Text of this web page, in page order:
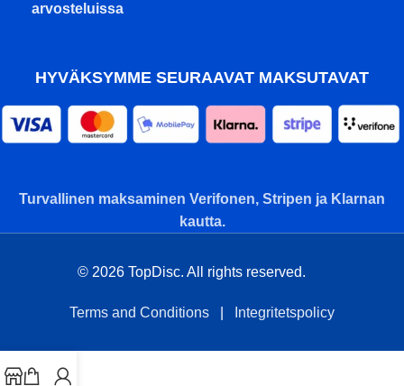
arvosteluissa
HYVÄKSYMME SEURAAVAT MAKSUTAVAT
Turvallinen maksaminen Verifonen, Stripen ja Klarnan
kautta.
© 2026 TopDisc. All rights reserved.
Terms and Conditions Integritetspolicy